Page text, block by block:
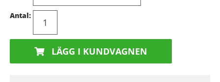
Antal:
LÄGG I KUNDVAGNEN